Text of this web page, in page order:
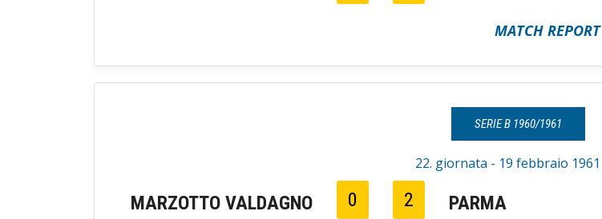
MATCH REPORT
SERIE B 1960/1961
22. giornata - 19 febbraio 1961
MARZOTTO VALDAGNO 0 2 PARMA